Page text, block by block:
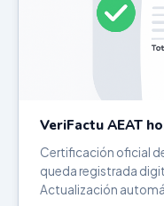
VeriFactu AEAT
Certificación oficial
queda registrada
Actualización